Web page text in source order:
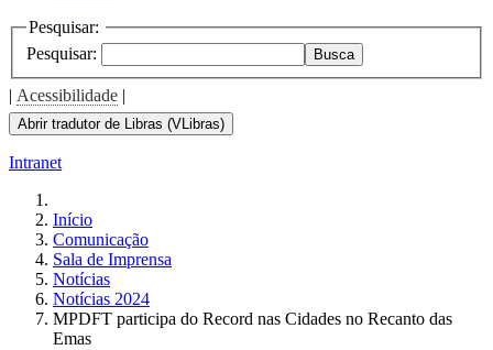
Pesquisar:
Pesquisar:
Busca
| Acessibilidade |
Abrir tradutor de Libras (VLibras)
Intranet
Início
Comunicação
Sala de Imprensa
Notícias
Notícias 2024
MPDFT participa do Record nas Cidades no Recanto das
Emas